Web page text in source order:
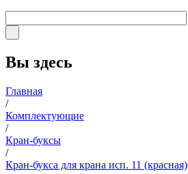
Вы здесь
Главная
/
Комплектующие
/
Кран-буксы
/
Кран-букса для крана исп. 11 (красная)